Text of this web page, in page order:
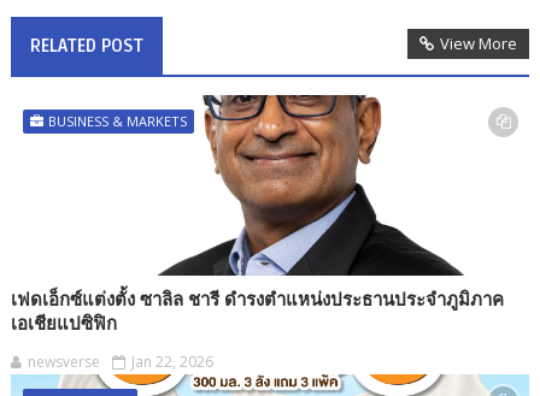
RELATED POST View More
BUSINESS & MARKETS
เฟดเอ็กซ์แต่งตั้ง ซาลิล ชารี ดำรงตำแหน่งประธานประจำภูมิภาค
เอเชียแปซิฟิก
newsverse Jan 22, 2026